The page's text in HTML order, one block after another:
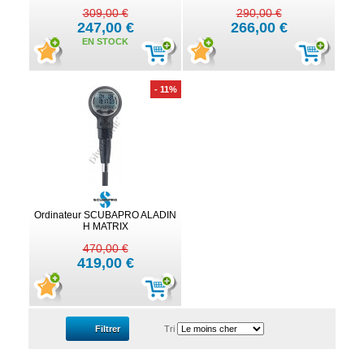
309,00 €
247,00 €
EN STOCK
290,00 €
266,00 €
- 11%
Ordinateur SCUBAPRO ALADIN
H MATRIX
470,00 €
419,00 €
Filtrer Tri